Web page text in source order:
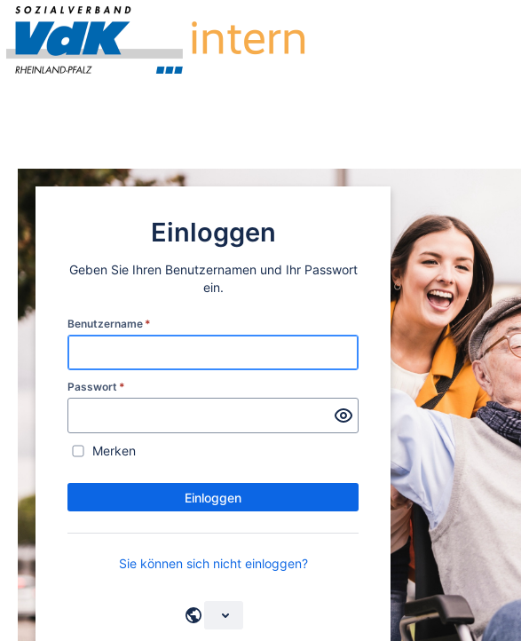
Zum
Hauptinhalt
springen
assistive.skiplink.to.breadcrumbs
assistive.skiplink.to.header.menu
Einloggen
Geben Sie Ihren Benutzernamen und Ihr Passwort
ein.
Benutzername *
Passwort *
Merken
Einloggen
Sie können sich nicht einloggen?